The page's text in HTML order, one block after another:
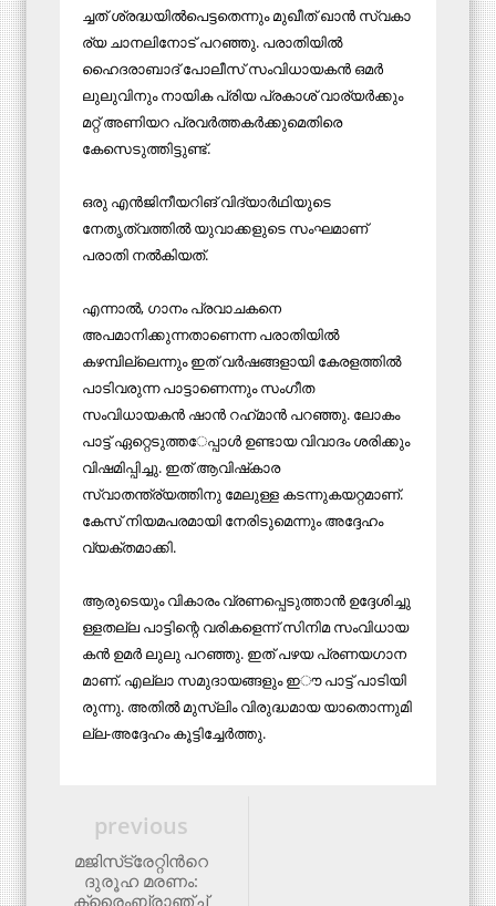
ച്ച​ത്​ ശ്ര​ദ്ധ​യി​ൽ​പെ​ട്ട​തെ​ന്നും മു​ഖീ​ത്​ ഖാ​ൻ സ്വ​കാ​
ര്യ ചാ​ന​ലി​നോ​ട്​ പ​റ​ഞ്ഞു. പരാതിയിൽ
ഹൈദരാബാദ്​ പോലീസ് സംവിധായകൻ ഒമർ
ലുലുവിനും നായിക പ്രിയ പ്രകാശ്​ വാര്യർക്കും
മറ്റ്​ അണിയറ പ്രവർത്തകർക്കുമെതിരെ​
കേസെടുത്തിട്ടുണ്ട്​.
ഒരു എൻജിനീയറിങ്​ വിദ്യാർഥിയുടെ
നേതൃത്വത്തിൽ യുവാക്കളുടെ സംഘമാണ്​
പരാതി നൽകിയത്​.
എന്നാൽ, ഗാനം പ്രവാചകനെ
അപമാനിക്കുന്നതാണെന്ന പരാതിയിൽ​
കഴമ്പില്ലെന്നും ഇത്​ വർഷങ്ങളായി കേരളത്തിൽ
പാടിവരുന്ന പാട്ടാണെന്നും സംഗീത
സംവിധായകൻ ഷാൻ റഹ്​മാൻ പറഞ്ഞു. ലോകം
പാട്ട്​ ഏറ്റെടുത്ത​േപ്പാൾ ഉണ്ടായ വിവാദം ശരിക്കും
വിഷമിപ്പിച്ചു. ഇത്​ ആവിഷ്​കാര
സ്വാതന്ത്ര്യത്തിനു മേലുള്ള കടന്നുകയറ്റമാണ്​.
കേസ്​ നിയമപരമായി നേരിടുമെന്നും അദ്ദേഹം
വ്യക്​തമാക്കി.
ആ​രു​ടെ​യും വി​കാ​രം വ്ര​ണ​പ്പെ​ടു​ത്താ​ൻ ഉ​ദ്ദേ​ശി​ച്ചു​
ള്ള​ത​ല്ല പാ​ട്ടി​ന്റെ വ​രി​ക​ളെ​ന്ന്​ സി​നി​മ സം​വി​ധാ​യ​
ക​ൻ ഉ​മ​ർ ലു​ലു പ​റ​ഞ്ഞു. ഇ​ത്​ പ​ഴ​യ പ്ര​ണ​യ​ഗാ​ന​
മാ​ണ്. എ​ല്ലാ സ​മു​ദാ​യ​ങ്ങ​ളും ഇൗ ​പാ​ട്ട്​ പാ​ടി​യി​
രു​ന്നു. അ​തി​ൽ മു​സ്​​ലിം വി​രു​ദ്ധ​മാ​യ യാ​തൊ​ന്നു​മി​
ല്ല-​അ​ദ്ദേ​ഹം കൂ​ട്ടി​ച്ചേ​ർ​ത്തു.
previous
മജിസ്‌ട്രേറ്റി​ന്‍റെ
ദുരൂഹ മരണം:
ക്രൈംബ്രാഞ്ച്​